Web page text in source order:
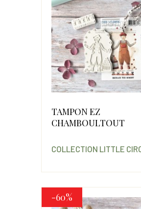
TAMPON EZ
CHAMBOULTOUT
COLLECTION LITTLE
-60%